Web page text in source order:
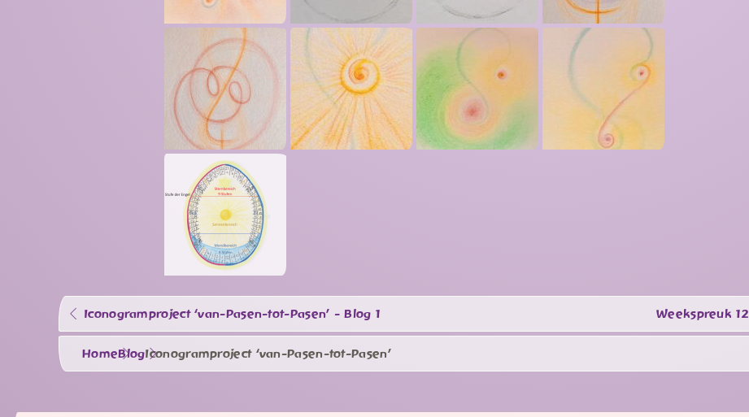
Iconogramproject ‘van-Pasen-tot-Pasen’ - Blog 1 Weekspreuk 12
HomeBlogIconogramproject ‘van-Pasen-tot-Pasen’